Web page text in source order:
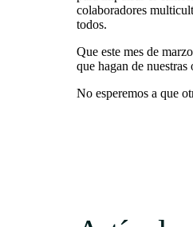
colaboradores
todos.
Que este mes de
que hagan de
No esperemos a que